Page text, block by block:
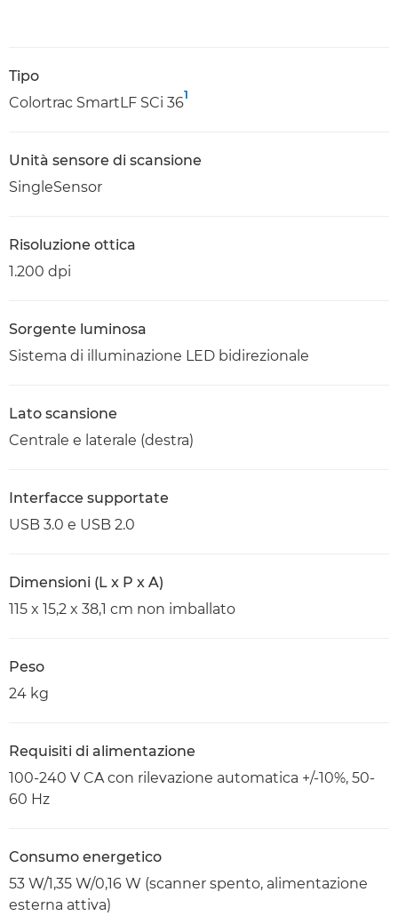
Tipo
Colortrac SmartLF SCi 36
1
Unità sensore di scansione
SingleSensor
Risoluzione ottica
1.200 dpi
Sorgente luminosa
Sistema di illuminazione LED bidirezionale
Lato scansione
Centrale e laterale (destra)
Interfacce supportate
USB 3.0 e USB 2.0
Dimensioni (L x P x A)
115 x 15,2 x 38,1 cm non imballato
Peso
24 kg
Requisiti di alimentazione
100-240 V CA con rilevazione automatica +/-10%, 50-
60 Hz
Consumo energetico
53 W/1,35 W/0,16 W (scanner spento, alimentazione
esterna attiva)